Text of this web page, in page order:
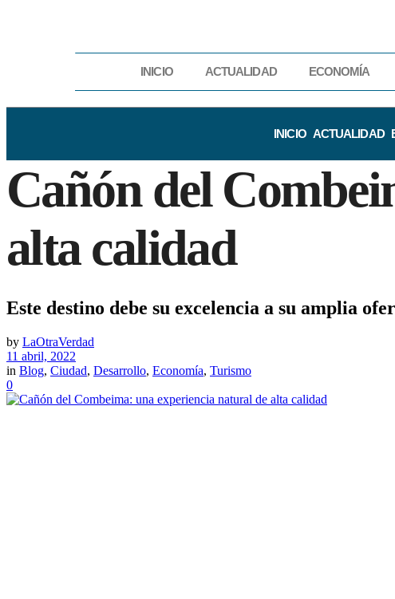
INICIO ACTUALIDAD ECONOMÍA
INICIO ACTUALIDAD
Cañón del
alta calidad
Este destino debe su excelencia a su amplia
by LaOtraVerdad
11 abril, 2022
in Blog, Ciudad, Desarrollo, Economía, Turismo
0